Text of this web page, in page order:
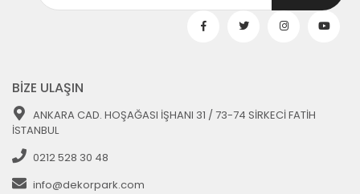
BİZE ULAŞIN
ANKARA CAD. HOŞAĞASI İŞHANI 31 / 73-74 SİRKECİ FATİH
İSTANBUL
0212 528 30 48
info@dekorpark.com